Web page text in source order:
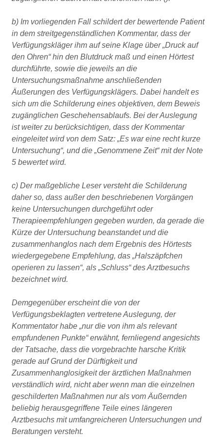
b) Im vorliegenden Fall schildert der bewertende Patient
in dem streitgegenständlichen Kommentar, dass der
Verfügungskläger ihm auf seine Klage über „Druck auf
den Ohren“ hin den Blutdruck maß und einen Hörtest
durchführte, sowie die jeweils an die
Untersuchungsmaßnahme anschließenden
Äußerungen des Verfügungsklägers. Dabei handelt es
sich um die Schilderung eines objektiven, dem Beweis
zugänglichen Geschehensablaufs. Bei der Auslegung
ist weiter zu berücksichtigen, dass der Kommentar
eingeleitet wird von dem Satz: „Es war eine recht kurze
Untersuchung“, und die „Genommene Zeit“ mit der Note
5 bewertet wird.
c) Der maßgebliche Leser versteht die Schilderung
daher so, dass außer den beschriebenen Vorgängen
keine Untersuchungen durchgeführt oder
Therapieempfehlungen gegeben wurden, da gerade die
Kürze der Untersuchung beanstandet und die
zusammenhanglos nach dem Ergebnis des Hörtests
wiedergegebene Empfehlung, das „Halszäpfchen
operieren zu lassen“, als „Schluss“ des Arztbesuchs
bezeichnet wird.
Demgegenüber erscheint die von der
Verfügungsbeklagten vertretene Auslegung, der
Kommentator habe „nur die von ihm als relevant
empfundenen Punkte“ erwähnt, fernliegend angesichts
der Tatsache, dass die vorgebrachte harsche Kritik
gerade auf Grund der Dürftigkeit und
Zusammenhanglosigkeit der ärztlichen Maßnahmen
verständlich wird, nicht aber wenn man die einzelnen
geschilderten Maßnahmen nur als vom Äußernden
beliebig herausgegriffene Teile eines längeren
Arztbesuchs mit umfangreicheren Untersuchungen und
Beratungen versteht.